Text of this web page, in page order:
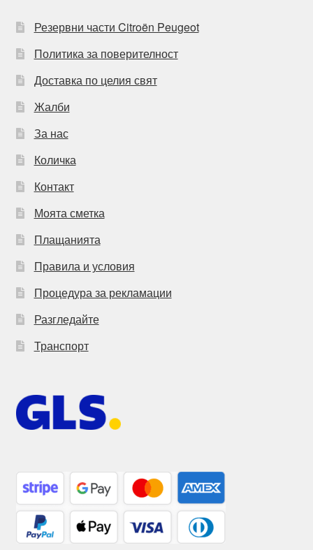
Резервни части Citroën Peugeot
Политика за поверителност
Доставка по целия свят
Жалби
За нас
Количка
Контакт
Моята сметка
Плащанията
Правила и условия
Процедура за рекламации
Разгледайте
Транспорт